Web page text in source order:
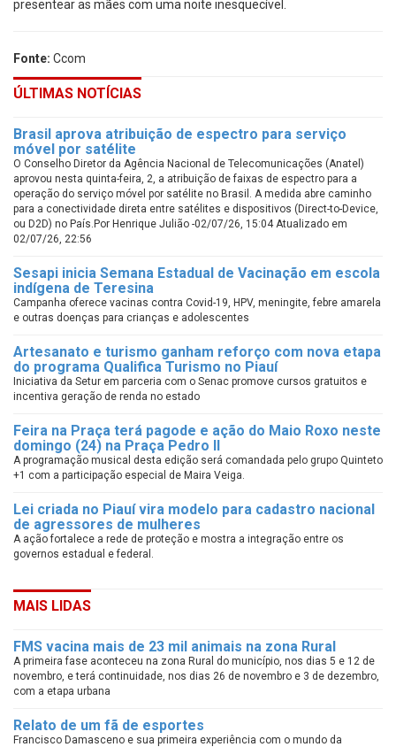
presentear as mães com uma noite inesquecível.
Fonte: Ccom
ÚLTIMAS NOTÍCIAS
Brasil aprova atribuição de espectro para serviço
móvel por satélite
O Conselho Diretor da Agência Nacional de Telecomunicações (Anatel)
aprovou nesta quinta-feira, 2, a atribuição de faixas de espectro para a
operação do serviço móvel por satélite no Brasil. A medida abre caminho
para a conectividade direta entre satélites e dispositivos (Direct-to-Device,
ou D2D) no País.Por Henrique Julião -02/07/26, 15:04 Atualizado em
02/07/26, 22:56
Sesapi inicia Semana Estadual de Vacinação em escola
indígena de Teresina
Campanha oferece vacinas contra Covid-19, HPV, meningite, febre amarela
e outras doenças para crianças e adolescentes
Artesanato e turismo ganham reforço com nova etapa
do programa Qualifica Turismo no Piauí
Iniciativa da Setur em parceria com o Senac promove cursos gratuitos e
incentiva geração de renda no estado
Feira na Praça terá pagode e ação do Maio Roxo neste
domingo (24) na Praça Pedro II
A programação musical desta edição será comandada pelo grupo Quinteto
+1 com a participação especial de Maira Veiga.
Lei criada no Piauí vira modelo para cadastro nacional
de agressores de mulheres
A ação fortalece a rede de proteção e mostra a integração entre os
governos estadual e federal.
MAIS LIDAS
FMS vacina mais de 23 mil animais na zona Rural
A primeira fase aconteceu na zona Rural do município, nos dias 5 e 12 de
novembro, e terá continuidade, nos dias 26 de novembro e 3 de dezembro,
com a etapa urbana
Relato de um fã de esportes
Francisco Damasceno e sua primeira experiência com o mundo da